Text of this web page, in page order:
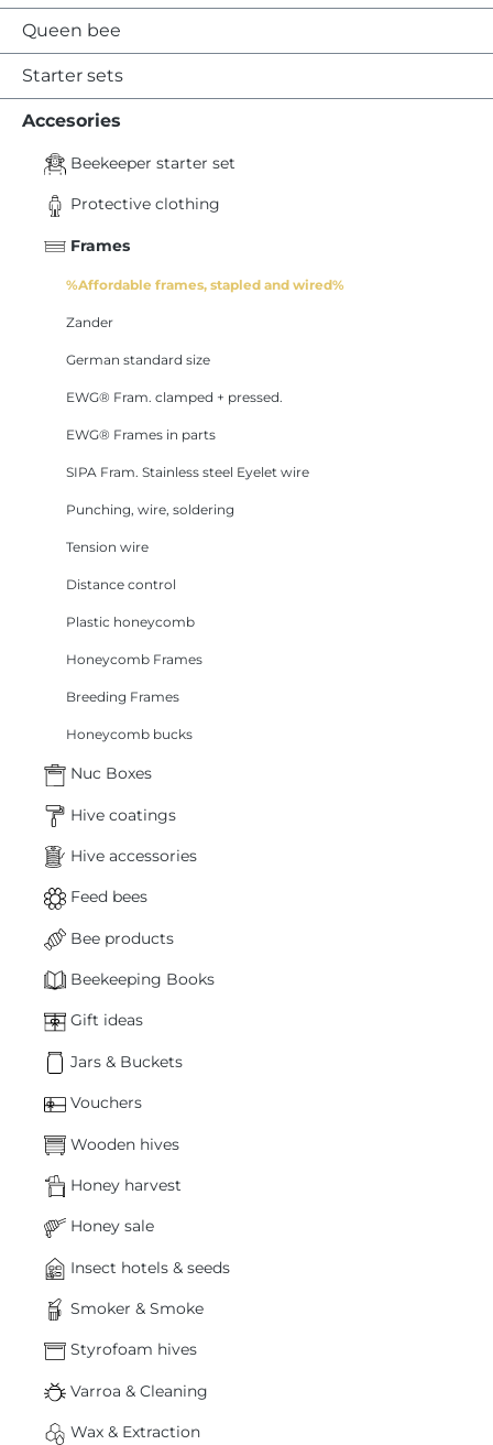
Queen bee
Starter sets
Accesories
Beekeeper starter set
Protective clothing
Frames
%Affordable frames, stapled and wired%
Zander
German standard size
EWG® Fram. clamped + pressed.
EWG® Frames in parts
SIPA Fram. Stainless steel Eyelet wire
Punching, wire, soldering
Tension wire
Distance control
Plastic honeycomb
Honeycomb Frames
Breeding Frames
Honeycomb bucks
Nuc Boxes
Hive coatings
Hive accessories
Feed bees
Bee products
Beekeeping Books
Gift ideas
Jars & Buckets
Vouchers
Wooden hives
Honey harvest
Honey sale
Insect hotels & seeds
Smoker & Smoke
Styrofoam hives
Varroa & Cleaning
Wax & Extraction